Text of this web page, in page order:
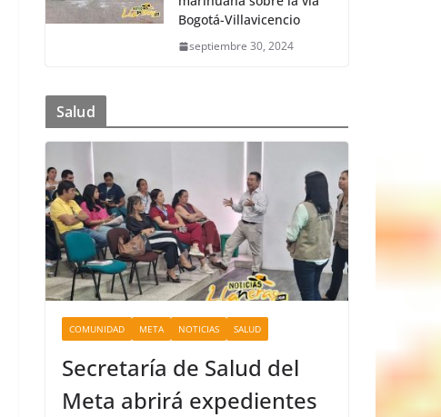
Bogotá-Villavicencio
septiembre 30, 2024
Salud
COMUNIDAD META NOTICIAS SALUD
Secretaría de Salud del
Meta abrirá expedientes